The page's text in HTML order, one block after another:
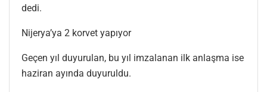
dedi.
Nijerya’ya 2 korvet yapıyor
Geçen yıl duyurulan, bu yıl imzalanan ilk anlaşma ise
haziran ayında duyuruldu.